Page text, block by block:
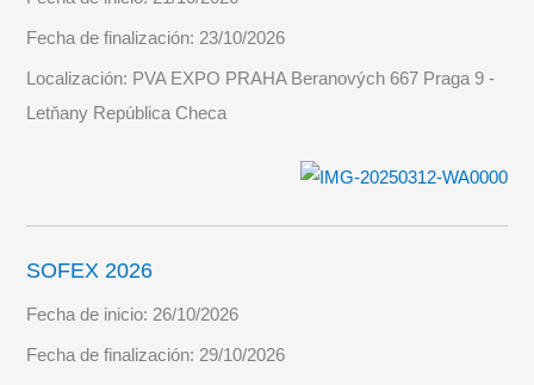
Fecha de finalización: 23/10/2026
Localización: PVA EXPO PRAHA Beranových 667 Praga 9 -
Letňany República Checa
SOFEX 2026
Fecha de inicio:26/10/2026
Fecha de finalización:29/10/2026